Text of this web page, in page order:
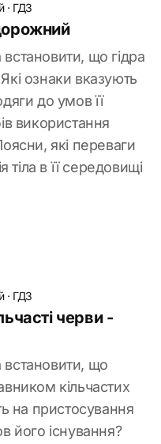
· ГДЗ
що гідра
ознаки вказують
до умов її
використання
які переваги
тіла в її середовищі
· ГДЗ
черви -
що
кільчастих
на пристосування
його існування?